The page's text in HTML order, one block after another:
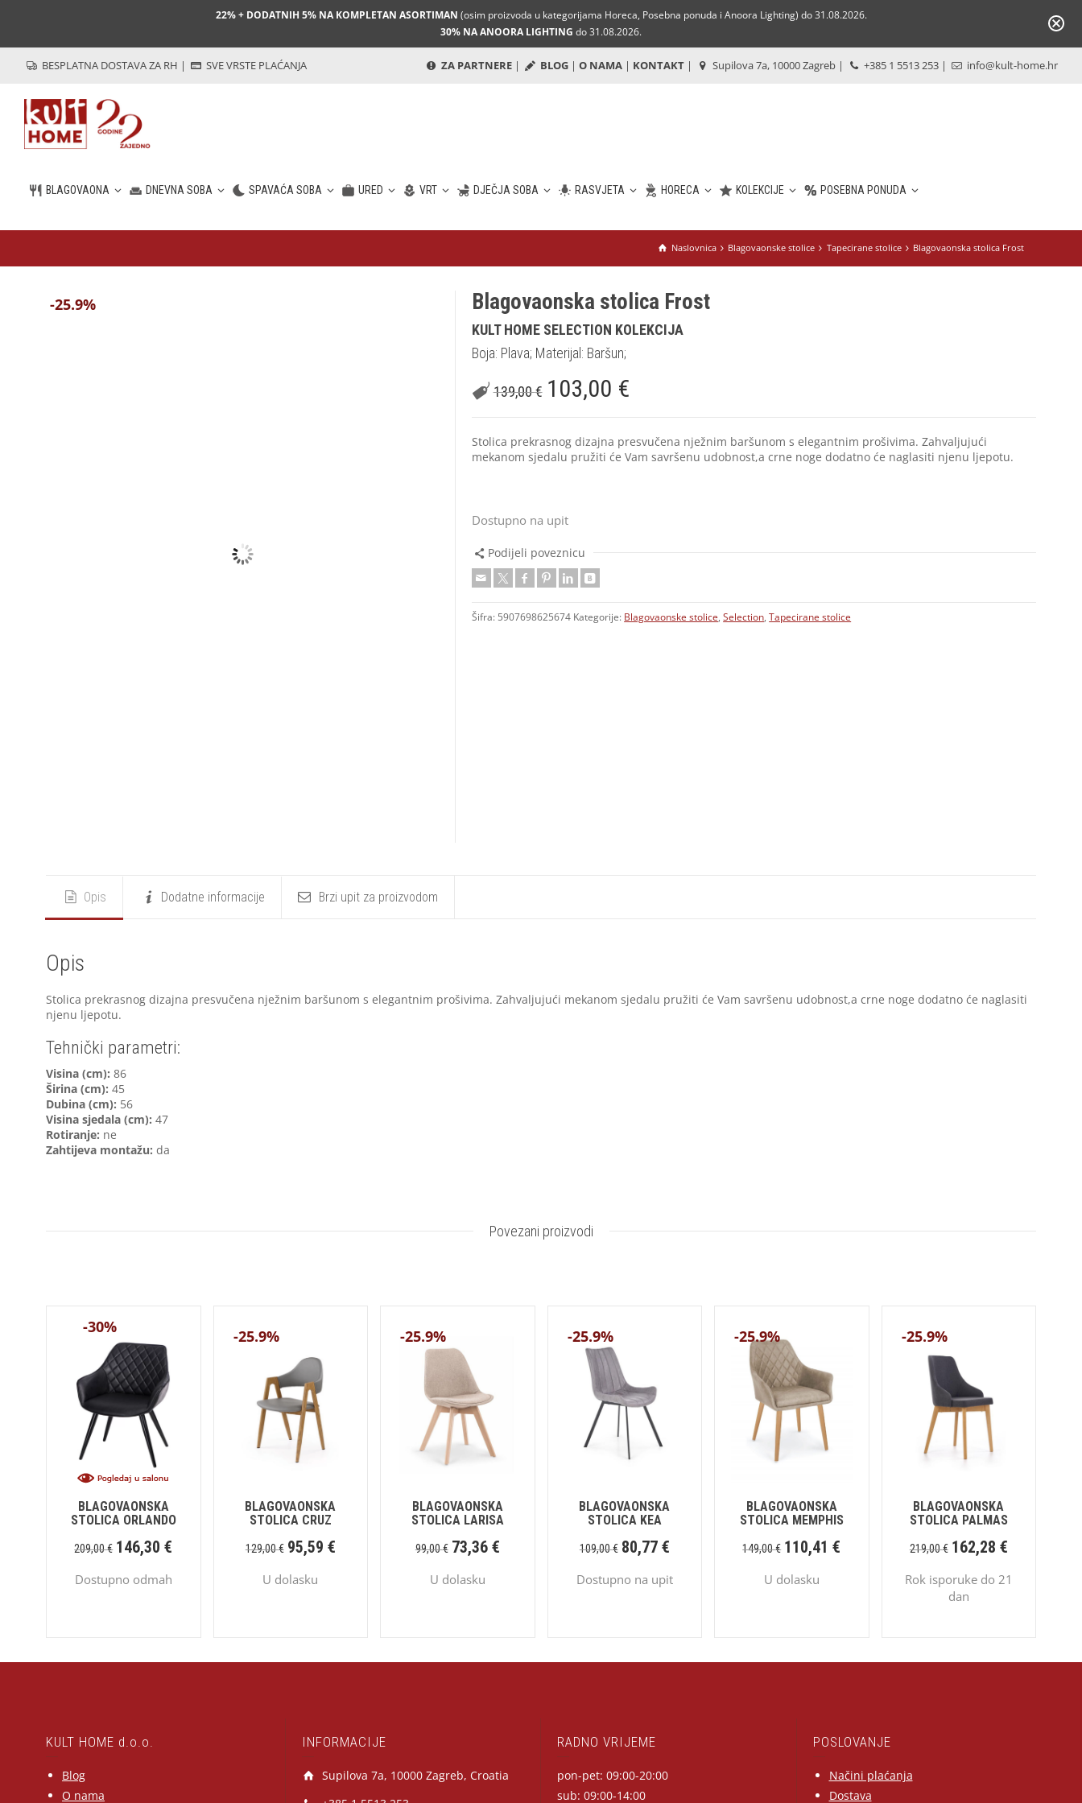
22% + DODATNIH 5% NA KOMPLETAN ASORTIMAN (osim proizvoda u kategorijama Horeca, Posebna ponuda i Anoora Lighting) do 31.08.2026.
30% NA ANOORA LIGHTING do 31.08.2026.
BESPLATNA DOSTAVA ZA RH | SVE VRSTE PLAĆANJA ZA PARTNERE | BLOG | O NAMA | KONTAKT | Supilova 7a, 10000 Zagreb | +385 1 5513 253 | info@kult-home.hr
BLAGOVAONA DNEVNA SOBA SPAVAĆA SOBA URED VRT DJEČJA SOBA RASVJETA HORECA KOLEKCIJE POSEBNA PONUDA
HR
Naslovnica Blagovaonske stolice Tapecirane stolice Blagovaonska stolica Frost
-25.9% Blagovaonska stolica Frost
KULT HOME SELECTION KOLEKCIJA
Boja: Plava; Materijal: Baršun;
139,00€ 103,00 €
Stolica prekrasnog dizajna presvučena nježnim baršunom s elegantnim prošivima. Zahvaljujući
mekanom sjedalu pružiti će Vam savršenu udobnost,a crne noge dodatno će naglasiti njenu ljepotu.
Dostupno na upit
Podijeli poveznicu
Šifra: 5907698625674 Kategorije: Blagovaonske stolice ,Selection ,Tapecirane stolice
Opis Dodatne informacije Brzi upit za proizvodom
Opis
Stolica prekrasnog dizajna presvučena nježnim baršunom s elegantnim prošivima. Zahvaljujući mekanom sjedalu pružiti će Vam savršenu udobnost,a crne noge dodatno će naglasiti
njenu ljepotu.
Tehnički parametri:
Visina (cm): 86
Širina (cm): 45
Dubina (cm): 56
Visina sjedala (cm): 47
Rotiranje: ne
Zahtijeva montažu: da
Povezani proizvodi
-30%
BLAGOVAONSKA
STOLICA ORLANDO
209,00€ 146,30€
Dostupno odmah
-25.9%
BLAGOVAONSKA
STOLICA CRUZ
129,00€ 95,59 €
U dolasku
-25.9%
BLAGOVAONSKA
STOLICA LARISA
99,00€ 73,36 €
U dolasku
-25.9%
BLAGOVAONSKA
STOLICA KEA
109,00€ 80,77 €
Dostupno na upit
-25.9%
BLAGOVAONSKA
STOLICA MEMPHIS
149,00€ 110,41€
U dolasku
-25.9%
BLAGOVAONSKA
STOLICA PALMAS
219,00€ 162,28 €
Rok isporuke do 21
dan
KULT HOME d.o.o.
Blog
O nama
INFORMACIJE
Supilova 7a, 10000 Zagreb, Croatia
RADNO VRIJEME
pon-pet: 09:00-20:00
sub: 09:00-14:00
POSLOVANJE
Načini plaćanja
Dostava